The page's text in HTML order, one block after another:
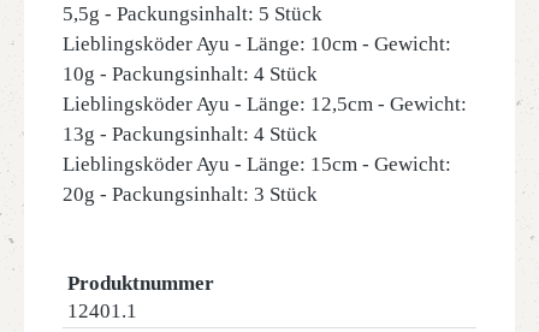
5,5g - Packungsinhalt: 5 Stück
Lieblingsköder Ayu - Länge: 10cm - Gewicht:
10g - Packungsinhalt: 4 Stück
Lieblingsköder Ayu - Länge: 12,5cm - Gewicht:
13g - Packungsinhalt: 4 Stück
Lieblingsköder Ayu - Länge: 15cm - Gewicht:
20g - Packungsinhalt: 3 Stück
Produktnummer
12401.1